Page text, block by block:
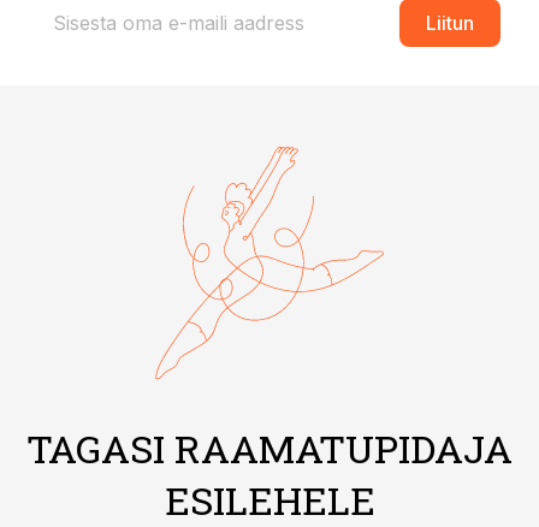
Liitun
TAGASI RAAMATUPIDAJA
ESILEHELE